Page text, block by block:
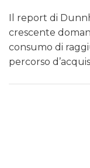
Il report di
crescente
consumo di
percorso